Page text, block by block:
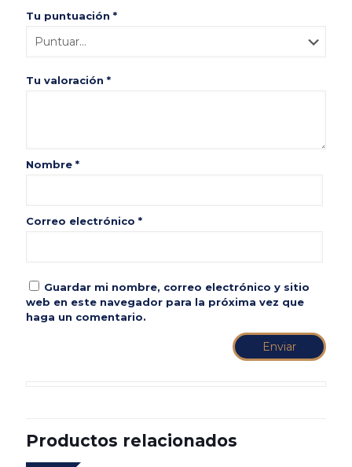
Tu puntuación *
Tu valoración *
Nombre *
Correo electrónico *
Guardar mi nombre, correo electrónico y sitio
web en este navegador para la próxima vez que
haga un comentario.
Productos relacionados